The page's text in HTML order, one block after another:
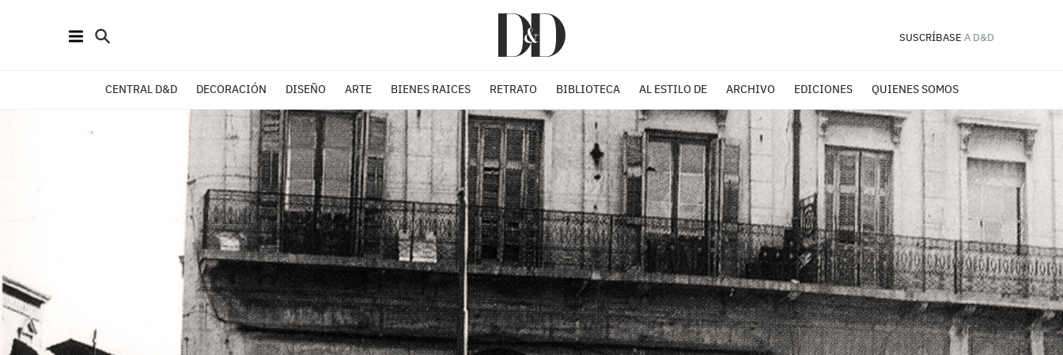
SUSCRÍBASE A D&D
CENTRAL D&D DECORACIÓN DISEÑO ARTE BIENES RAICES RETRATO BIBLIOTECA AL ESTILO DE ARCHIVO EDICIONES QUIENES SOMOS